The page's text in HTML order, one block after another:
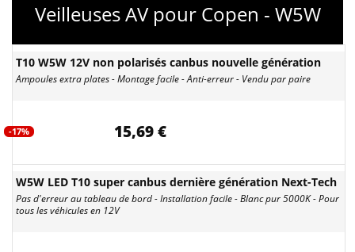
Veilleuses AV pour Copen - W5W
T10 W5W 12V non polarisés canbus nouvelle génération
Ampoules extra plates - Montage facile - Anti-erreur - Vendu par paire
-17% 15,69 €
W5W LED T10 super canbus dernière génération Next-Tech
Pas d'erreur au tableau de bord - Installation facile - Blanc pur 5000K - Pour
tous les véhicules en 12V